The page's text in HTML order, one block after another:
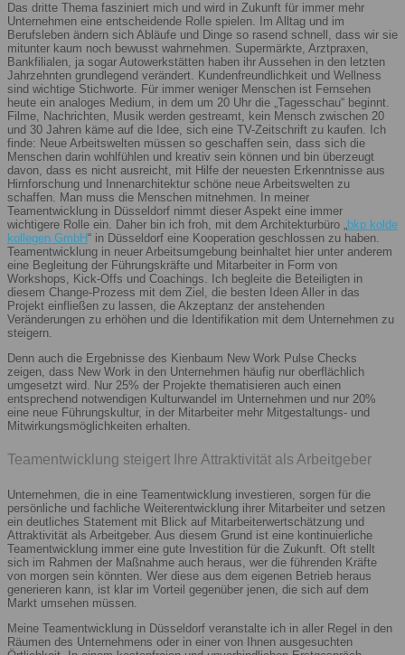
Das dritte Thema fasziniert mich und wird in Zukunft für immer mehr
Unternehmen eine entscheidende Rolle spielen. Im Alltag und im
Berufsleben ändern sich Abläufe und Dinge so rasend schnell, dass wir sie
mitunter kaum noch bewusst wahrnehmen. Supermärkte, Arztpraxen,
Bankfilialen, ja sogar Autowerkstätten haben ihr Aussehen in den letzten
Jahrzehnten grundlegend verändert. Kundenfreundlichkeit und Wellness
sind wichtige Stichworte. Für immer weniger Menschen ist Fernsehen
heute ein analoges Medium, in dem um 20 Uhr die „Tagesschau“ beginnt.
Filme, Nachrichten, Musik werden gestreamt, kein Mensch zwischen 20
und 30 Jahren käme auf die Idee, sich eine TV-Zeitschrift zu kaufen. Ich
finde: Neue Arbeitswelten müssen so geschaffen sein, dass sich die
Menschen darin wohlfühlen und kreativ sein können und bin überzeugt
davon, dass es nicht ausreicht, mit Hilfe der neuesten Erkenntnisse aus
Hirnforschung und Innenarchitektur schöne neue Arbeitswelten zu
schaffen. Man muss die Menschen mitnehmen. In meiner
Teamentwicklung in Düsseldorf nimmt dieser Aspekt eine immer
wichtigere Rolle ein. Daher bin ich froh, mit dem Architekturbüro „bkp kolde
kollegen GmbH“ in Düsseldorf eine Kooperation geschlossen zu haben.
Teamentwicklung in neuer Arbeitsumgebung beinhaltet hier unter anderem
eine Begleitung der Führungskräfte und Mitarbeiter in Form von
Workshops, Kick-Offs und Coachings. Ich begleite die Beteiligten in
diesem Change-Prozess mit dem Ziel, die besten Ideen Aller in das
Projekt einfließen zu lassen, die Akzeptanz der anstehenden
Veränderungen zu erhöhen und die Identifikation mit dem Unternehmen zu
steigern.
Denn auch die Ergebnisse des Kienbaum New Work Pulse Checks
zeigen, dass New Work in den Unternehmen häufig nur oberflächlich
umgesetzt wird. Nur 25% der Projekte thematisieren auch einen
entsprechend notwendigen Kulturwandel im Unternehmen und nur 20%
eine neue Führungskultur, in der Mitarbeiter mehr Mitgestaltungs- und
Mitwirkungsmöglichkeiten erhalten.
Teamentwicklung steigert Ihre Attraktivität als Arbeitgeber
Unternehmen, die in eine Teamentwicklung investieren, sorgen für die
persönliche und fachliche Weiterentwicklung ihrer Mitarbeiter und setzen
ein deutliches Statement mit Blick auf Mitarbeiterwertschätzung und
Attraktivität als Arbeitgeber. Aus diesem Grund ist eine kontinuierliche
Teamentwicklung immer eine gute Investition für die Zukunft. Oft stellt
sich im Rahmen der Maßnahme auch heraus, wer die führenden Kräfte
von morgen sein könnten. Wer diese aus dem eigenen Betrieb heraus
generieren kann, ist klar im Vorteil gegenüber jenen, die sich auf dem
Markt umsehen müssen.
Meine Teamentwicklung in Düsseldorf veranstalte ich in aller Regel in den
Räumen des Unternehmens oder in einer von Ihnen ausgesuchten